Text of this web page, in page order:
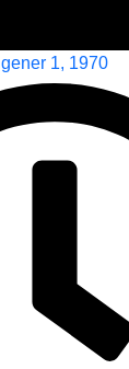
gener 1, 1970